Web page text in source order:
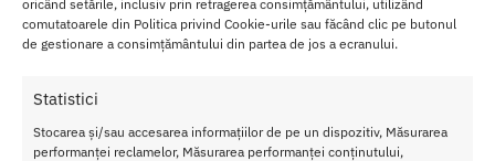
oricând setările, inclusiv prin retragerea consimțământului, utilizând
comutatoarele din Politica privind Cookie-urile sau făcând clic pe butonul
de gestionare a consimțământului din partea de jos a ecranului.
Statistici
Stocarea și/sau accesarea informațiilor de pe un dispozitiv, Măsurarea
performanței reclamelor, Măsurarea performanței conținutului,
130.00lei 110.00 lei
Adaugă în coș